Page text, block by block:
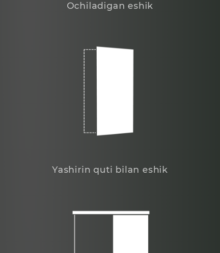
Ochiladigan eshik
Yashirin quti bilan eshik